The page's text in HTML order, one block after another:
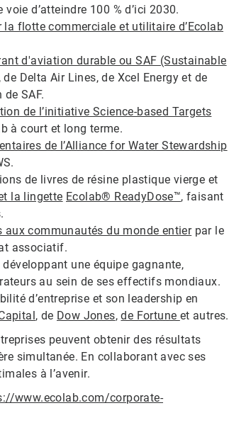
d’atteindre 100 % d’ici 2030.
la flotte commerciale et utilitaire d’Ecolab
d'aviation durable ou SAF (Sustainable
Delta Air Lines, de Xcel Energy et de
SAF.
de l’initiative Science-based Targets
à court et long terme.
de l’Alliance for Water Stewardship
de livres de résine plastique vierge et
la lingette Ecolab® ReadyDose™, faisant
communautés du monde entierpar le
associatif.
une équipe gagnante,
au sein de ses effectifs mondiaux.
d’entreprise et son leadership en
, de Dow Jones,de Fortune et autres.
peuvent obtenir des résultats
simultanée. En collaborant avec ses
à l’avenir.
www.ecolab.com/corporate-